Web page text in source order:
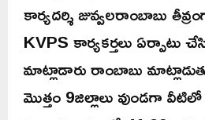
కార్యదర్శి జువ్వలరాంబాబు
KVPS కార్యకర్తలు ఏర్పాటు
మాట్లాడారు రాంబాబు
మొత్తం 9జిల్లాలు వుండగా వీటిలో